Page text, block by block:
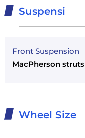
Suspensi
Front Suspension
MacPherson struts
Wheel Size